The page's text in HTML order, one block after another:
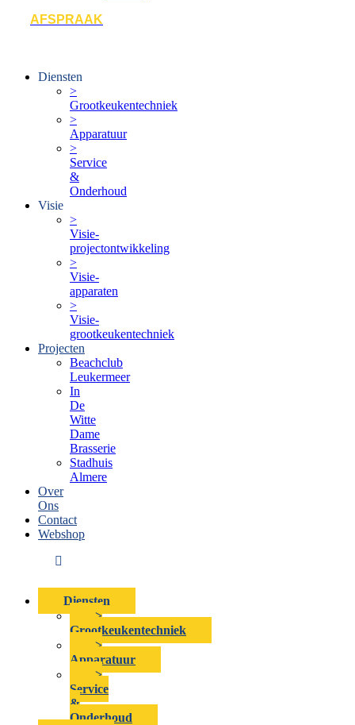
AFSPRAAK
Diensten
>
Grootkeukentechniek
>
Apparatuur
>
Service
&
Onderhoud
Visie
>
Visie-
projectontwikkeling
>
Visie-
apparaten
>
Visie-
grootkeukentechniek
Projecten
Beachclub
Leukermeer
In
De
Witte
Dame
Brasserie
Stadhuis
Almere
Over
Ons
Contact
Webshop
Diensten
>
Grootkeukentechniek
>
Apparatuur
>
Service
&
Onderhoud